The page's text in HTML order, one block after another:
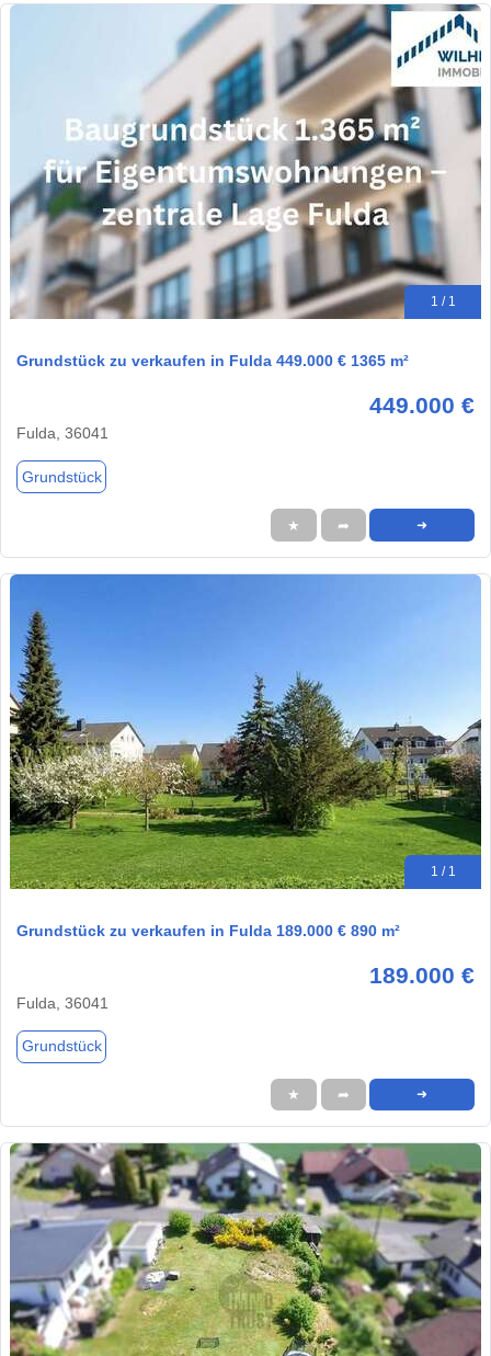
1 / 1
Grundstück zu verkaufen in Fulda 449.000 € 1365 m²
449.000 €
Fulda, 36041
Grundstück
★ ➦ ➜
1 / 1
Grundstück zu verkaufen in Fulda 189.000 € 890 m²
189.000 €
Fulda, 36041
Grundstück
★ ➦ ➜